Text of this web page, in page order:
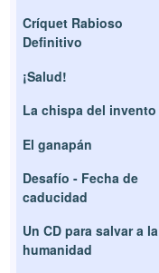
Críquet Rabioso
Definitivo
¡Salud!
La chispa del invento
El ganapán
Desafío - Fecha de
caducidad
Un CD para salvar a la
humanidad